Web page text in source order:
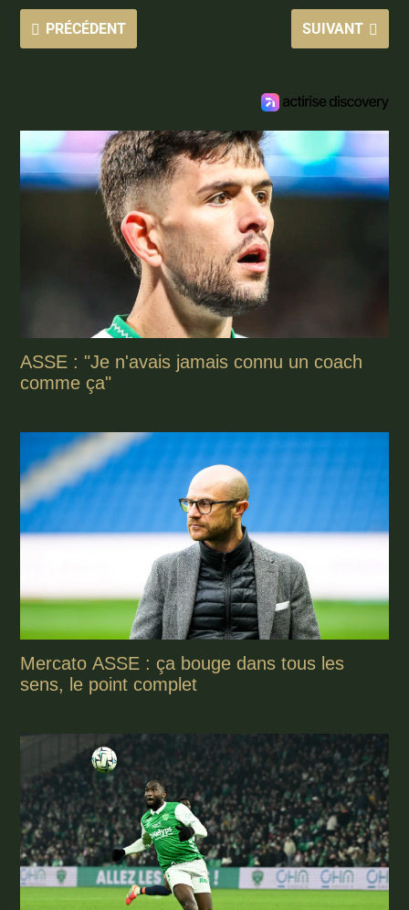
PRÉCÉDENT SUIVANT
ASSE : "Je n'avais jamais connu un coach
comme ça"
Mercato ASSE : ça bouge dans tous les
sens, le point complet